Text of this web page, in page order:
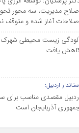
مدیریت، سه محور
آغاز شده و متوقف
زیست محیطی
یافت
اردبیل:
مقصدی مناسب برای
آذربایجان است